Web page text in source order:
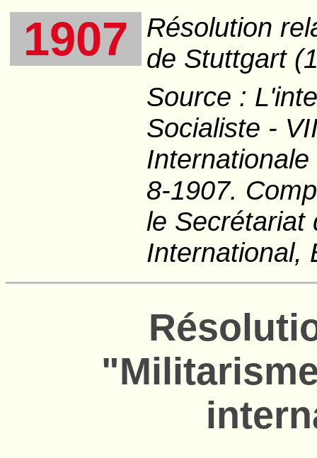
1907
Résolution
de Stuttgart
Source :
Socialiste -
8-1907.
le Secrétariat
International,